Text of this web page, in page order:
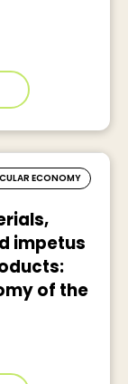
ECONOMY
impetus
of the